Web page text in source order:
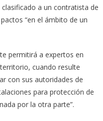
a un contratista de
“en el ámbito de un
permitirá a expertos en
cuando resulte
con sus autoridades de
para protección de
por la otra parte”.